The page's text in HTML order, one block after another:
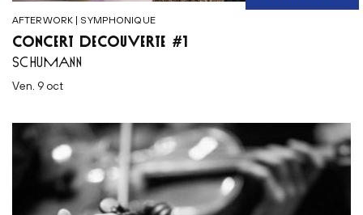
AFTERWORK | SYMPHONIQUE
CONCERT DÉCOUVERTE #1
SCHUMANN
ven. 9 oct